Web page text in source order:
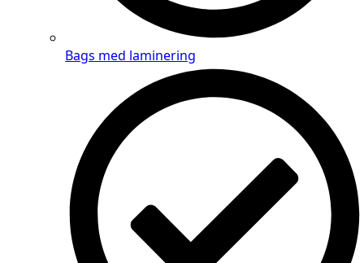
Bags med laminering